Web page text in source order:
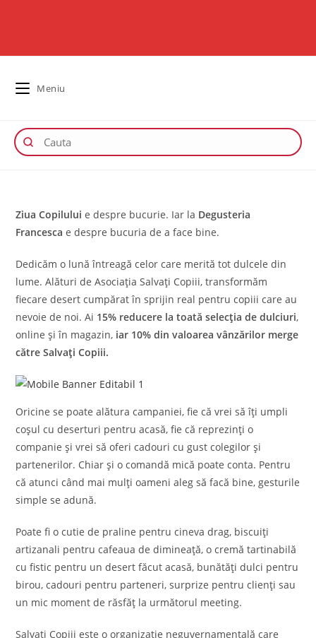
Meniu
Ziua Copilului e despre bucurie. Iar la Degusteria
Francesca e despre bucuria de a face bine.
Dedicăm o lună întreagă celor care merită tot dulcele din
lume. Alături de Asociația Salvați Copiii, transformăm
fiecare desert cumpărat în sprijin real pentru copiii care au
nevoie de noi. Ai 15% reducere la toată selecția de dulciuri,
online și în magazin, iar 10% din valoarea vânzărilor merge
către Salvați Copiii.
Oricine se poate alătura campaniei, fie că vrei să îți umpli
coșul cu deserturi pentru acasă, fie că reprezinți o
companie și vrei să oferi cadouri cu gust colegilor și
partenerilor. Chiar și o comandă mică poate conta. Pentru
că atunci când mai mulți oameni aleg să facă bine, gesturile
simple se adună.
Poate fi o cutie de praline pentru cineva drag, biscuiți
artizanali pentru cafeaua de dimineață, o cremă tartinabilă
cu fistic pentru un desert făcut acasă, bunătăți dulci pentru
birou, cadouri pentru parteneri, surprize pentru clienți sau
un mic moment de răsfăț la următorul meeting.
Salvați Copiii este o organizație neguvernamentală care